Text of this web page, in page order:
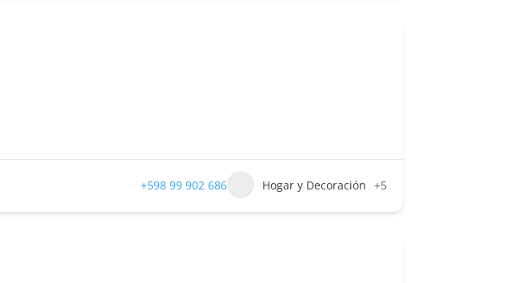
+598 99 902 686 Hogar y Decoración +5